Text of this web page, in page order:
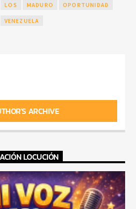
LOS MADURO OPORTUNIDAD
VENEZUELA
ARCHIVE
LOCUCIÓN